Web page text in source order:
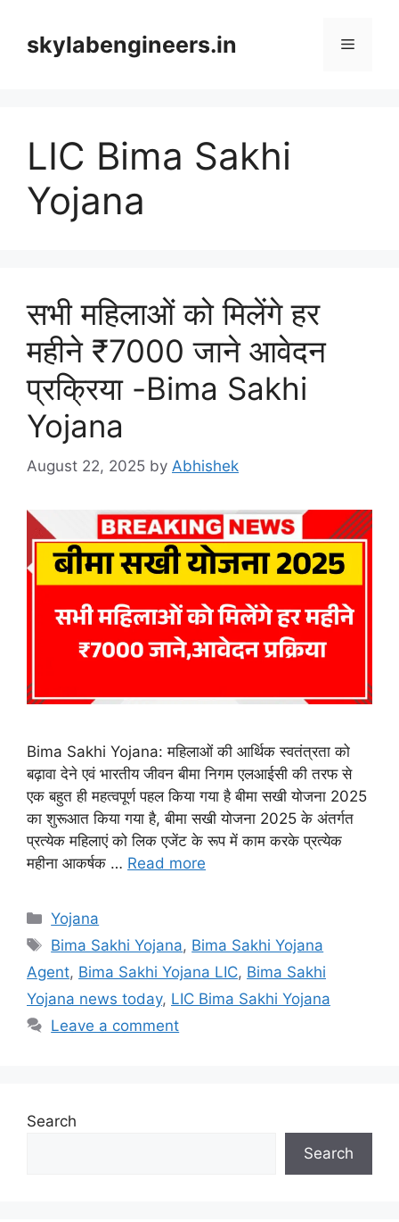
contentskylabengineers.in Menu
LIC Bima Sakhi
Yojana
सभी महिलाओं को मिलेंगे हर
महीने ₹7000 जाने आवेदन
प्रक्रिया -Bima Sakhi
Yojana
August 22, 2025 by Abhishek
Bima Sakhi Yojana: महिलाओं की आर्थिक स्वतंत्रता को
बढ़ावा देने एवं भारतीय जीवन बीमा निगम एलआईसी की तरफ से
एक बहुत ही महत्वपूर्ण पहल किया गया है बीमा सखी योजना 2025
का शुरूआत किया गया है, बीमा सखी योजना 2025 के अंतर्गत
प्रत्येक महिलाएं को लिक एजेंट के रूप में काम करके प्रत्येक
महीना आकर्षक … Read more
Categories
Yojana
Tags
Bima Sakhi Yojana, Bima Sakhi Yojana
Agent, Bima Sakhi Yojana LIC, Bima Sakhi
Yojana news today, LIC Bima Sakhi Yojana
Leave a comment
Search
Search